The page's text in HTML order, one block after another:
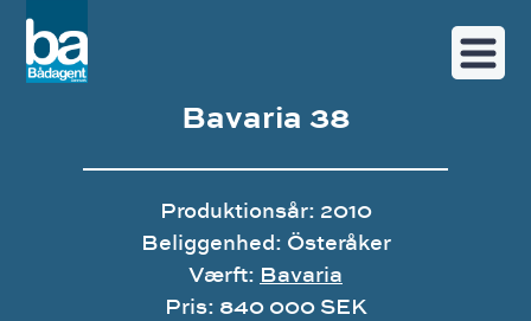
Bavaria 38
Produktionsår: 2010
Beliggenhed: Österåker
Værft: Bavaria
Pris: 840 000 SEK